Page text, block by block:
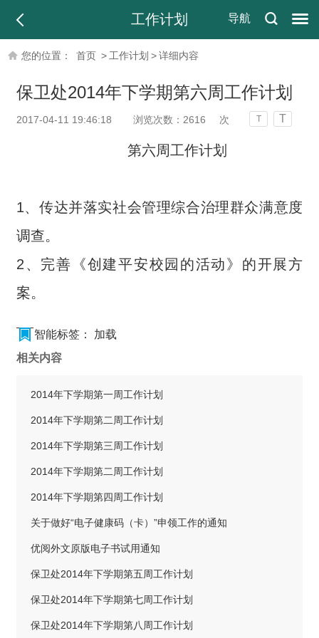
导航
工作计划
您的位置： 首页 > 工作计划 >详细内容
保卫处2014年下学期第六周工作计划
2017-04-11 19:46:18 浏览次数： 2616 次 T T
第六周工作计划
1、传达并落实社会管理综合治理群众满意度
调查。
2、完善《创建平安校园的活动》的开展方
案。
智能标签：
加载
相关内容
2014年下学期第一周工作计划
2014年下学期第二周工作计划
2014年下学期第三周工作计划
2014年下学期第二周工作计划
2014年下学期第四周工作计划
关于做好“电子健康码（卡）”申领工作的通知
优阅外文原版电子书试用通知
保卫处2014年下学期第五周工作计划
保卫处2014年下学期第七周工作计划
保卫处2014年下学期第八周工作计划